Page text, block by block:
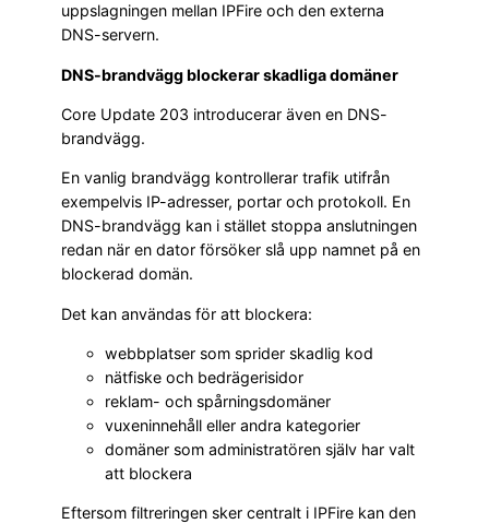
uppslagningen mellan IPFire och den externa
DNS-servern.
DNS-brandvägg blockerar skadliga domäner
Core Update 203 introducerar även en DNS-
brandvägg.
En vanlig brandvägg kontrollerar trafik utifrån
exempelvis IP-adresser, portar och protokoll. En
DNS-brandvägg kan i stället stoppa anslutningen
redan när en dator försöker slå upp namnet på en
blockerad domän.
Det kan användas för att blockera:
webbplatser som sprider skadlig kod
nätfiske och bedrägerisidor
reklam- och spårningsdomäner
vuxeninnehåll eller andra kategorier
domäner som administratören själv har valt
att blockera
Eftersom filtreringen sker centralt i IPFire kan den